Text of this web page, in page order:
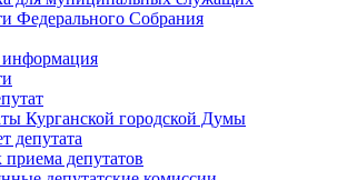
Федерального Cобрания
Курганской городской Думы
депутата
приема депутатов